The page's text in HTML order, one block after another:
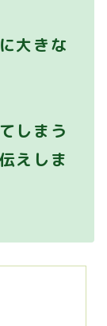
大きな
しまう
えしま